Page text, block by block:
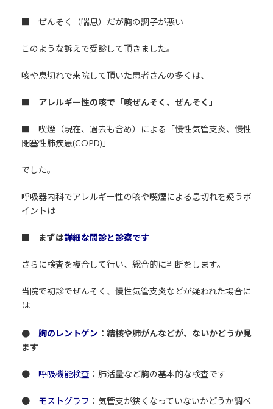
■ ぜんそく（喘息）だが胸の調子が悪い
このような訴えで受診して頂きました。
咳や息切れで来院して頂いた患者さんの多くは、
■ アレルギー性の咳で「咳ぜんそく、ぜんそく」
■ 喫煙（現在、過去も含め）による「慢性気管支炎、慢性
閉塞性肺疾患(COPD)」
でした。
呼吸器内科でアレルギー性の咳や喫煙による息切れを疑うポ
イントは
■ まずは詳細な問診と診察です
さらに検査を複合して行い、総合的に判断をします。
当院で初診でぜんそく、慢性気管支炎などが疑われた場合に
は
● 胸のレントゲン ：結核や肺がんなどが、ないかどうか見
ます
● 呼吸機能検査 ：肺活量など胸の基本的な検査です
● モストグラフ ：気管支が狭くなっていないかどうか調べ